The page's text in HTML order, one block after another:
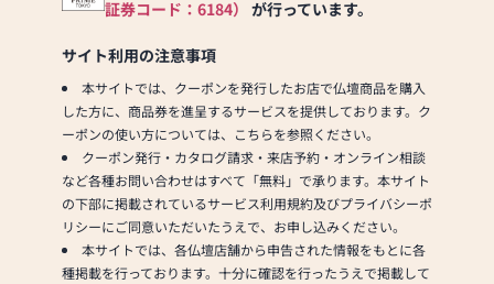
証券コード：6184） が行っています。
サイト利用の注意事項
本サイトでは、クーポンを発行したお店で仏壇商品を購入
した方に、商品券を進呈するサービスを提供しております。ク
ーポンの使い方については、こちらを参照ください。
クーポン発行・カタログ請求・来店予約・オンライン相談
など各種お問い合わせはすべて「無料」で承ります。本サイト
の下部に掲載されているサービス利用規約及びプライバシーポ
リシーにご同意いただいたうえで、お申し込みください。
本サイトでは、各仏壇店舗から申告された情報をもとに各
種掲載を行っております。十分に確認を行ったうえで掲載して